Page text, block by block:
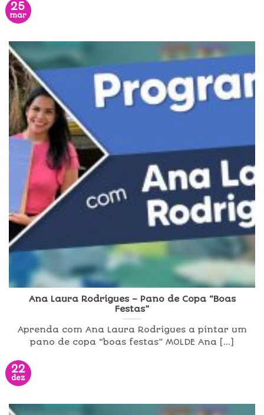
25
mar
Ana Laura Rodrigues – Pano de Copa “Boas
Festas”
Aprenda com Ana Laura Rodrigues a pintar um
pano de copa “boas festas” MOLDE Ana [...]
22
dez